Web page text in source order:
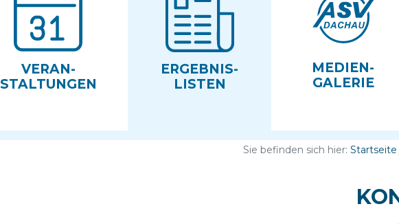
VERAN­
STALTUNGEN
ERGEBNIS­
LISTEN
MEDIEN­
GALERIE
Sie befinden sich hier:Startseite